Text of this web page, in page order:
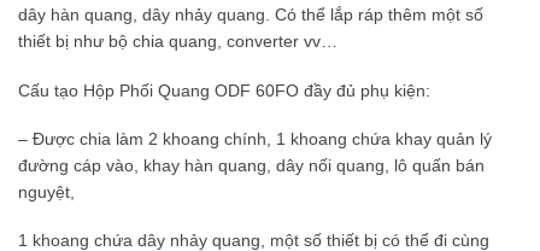
dây hàn quang, dây nhảy quang. Có thể lắp ráp thêm một số
thiết bị như bộ chia quang, converter vv…
Cấu tạo Hộp Phối Quang ODF 60FO đầy đủ phụ kiện:
– Được chia làm 2 khoang chính, 1 khoang chứa khay quản lý
đường cáp vào, khay hàn quang, dây nối quang, lô quấn bán
nguyệt,
1 khoang chứa dây nhảy quang, một số thiết bị có thể đi cùng